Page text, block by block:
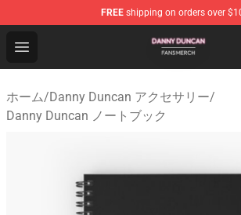
FREE shipping on orders over
Open menu
Danny Duncan Shop - Official
ホーム/Danny Duncan アクセサリー/
Danny Duncan ノートブック